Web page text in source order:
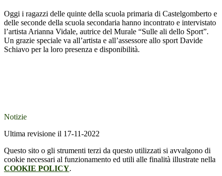
Oggi i ragazzi delle quinte della scuola primaria di Castelgomberto e
delle seconde della scuola secondaria hanno incontrato e intervistato
l’artista Arianna Vidale, autrice del Murale “Sulle ali dello Sport”.
Un grazie speciale va all’artista e all’assessore allo sport Davide
Schiavo per la loro presenza e disponibilità.
Notizie
Ultima revisione il 17-11-2022
Questo sito o gli strumenti terzi da questo utilizzati si avvalgono di
cookie necessari al funzionamento ed utili alle finalità illustrate nella
COOKIE POLICY.